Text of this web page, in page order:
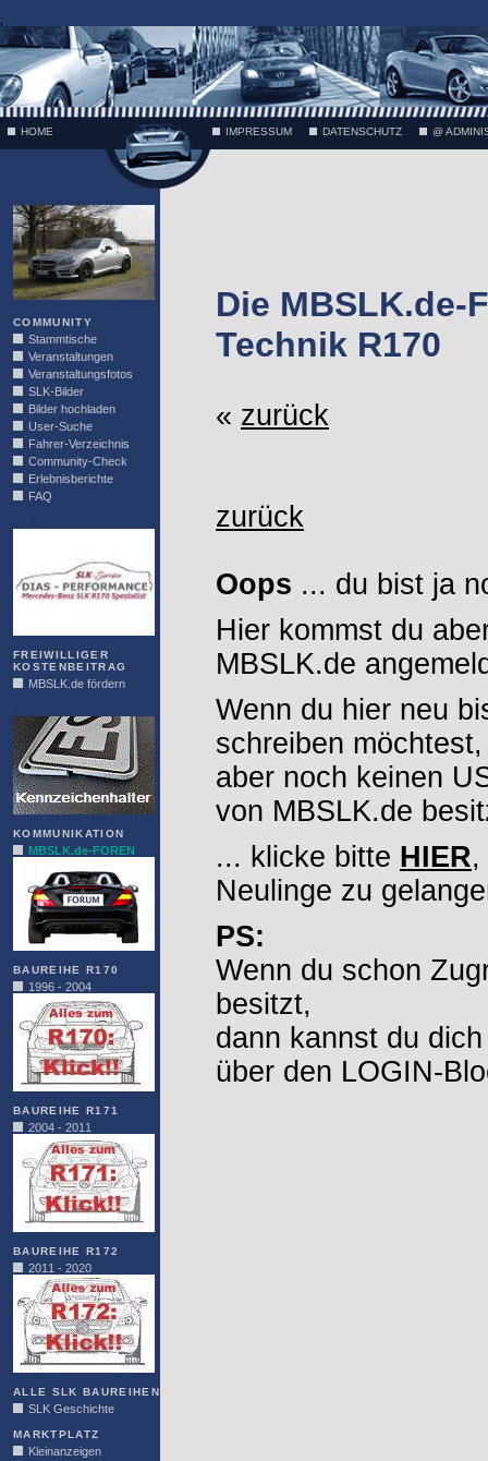
;
HOME IMPRESSUM DATENSCHUTZ @
COMMUNITY
Stammtische
Veranstaltungen
Veranstaltungsfotos
SLK-Bilder
Bilder hochladen
User-Suche
Fahrer-Verzeichnis
Community-Check
Erlebnisberichte
FAQ
FREIWILLIGER
KOSTENBEITRAG
MBSLK.de fördern
KOMMUNIKATION
MBSLK.de-FOREN
BAUREIHE R170
1996 - 2004
BAUREIHE R171
2004 - 2011
BAUREIHE R172
2011 - 2020
ALLE SLK BAUREIHEN
SLK Geschichte
MARKTPLATZ
Kleinanzeigen
Die MBSLK.de-
Technik R170
« zurück
zurück
Oops ... du bist ja
Hier kommst du
MBSLK.de
Wenn du hier neu
schreiben möchtest,
aber noch keinen
von MBSLK.de
... klicke bitte HIER,
Neulinge zu
PS:
Wenn du schon
besitzt,
dann kannst du
über den LOGIN-